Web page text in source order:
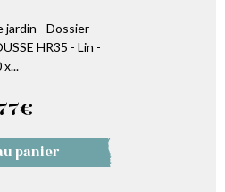
jardin - Dossier -
HR35 - Lin -
x...
€
panier